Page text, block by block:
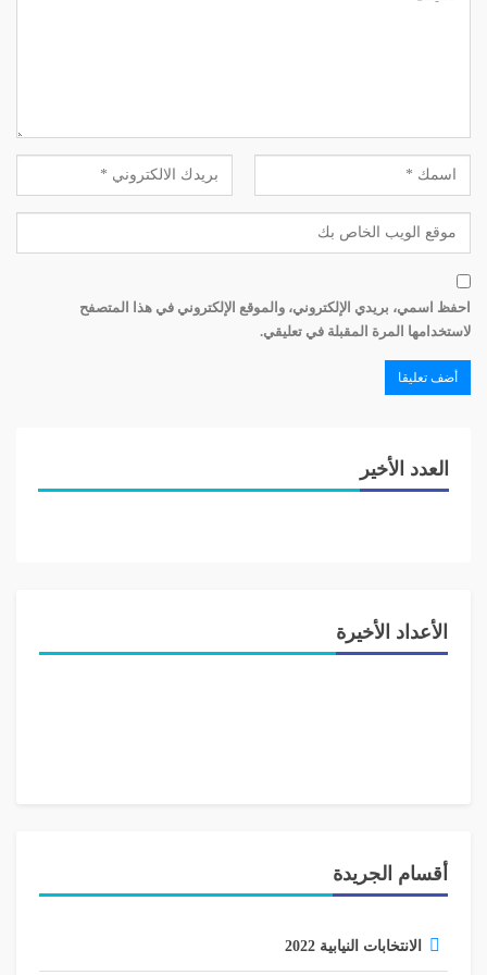
احفظ اسمي، بريدي الإلكتروني، والموقع الإلكتروني في هذا المتصفح
لاستخدامها المرة المقبلة في تعليقي.
العدد الأخير
الأعداد الأخيرة
أقسام الجريدة
الانتخابات النيابية 2022